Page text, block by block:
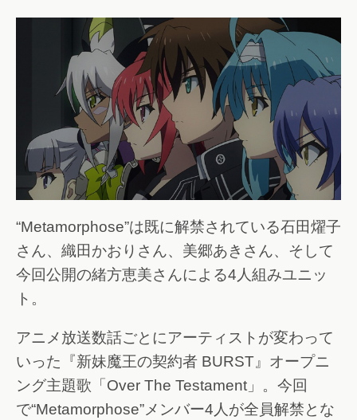
“Metamorphose”は既に解禁されている石田燿子
さん、織田かおりさん、美郷あきさん、そして
今回公開の緒方恵美さんによる4人組みユニッ
ト。
アニメ放送数話ごとにアーティストが変わって
いった『新妹魔王の契約者 BURST』オープニ
ング主題歌「Over The Testament」。今回
で“Metamorphose”メンバー4人が全員解禁とな